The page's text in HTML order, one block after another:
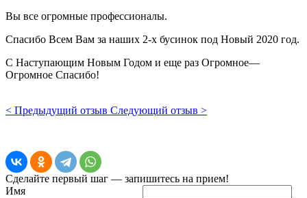
Вы все огромные профессионалы.
Спасибо Всем Вам за наших 2-х бусинок под Новый 2020 год.
С Наступающим Новым Годом и еще раз Огромное—
Огромное Спасибо!
< Предыдущий отзыв Следующий отзыв >
Сделайте первый шаг — запишитесь на прием!
Имя